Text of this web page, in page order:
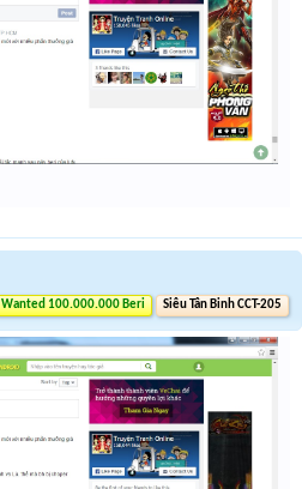
Wanted 100.000.000 Beri Siêu Tân Binh CCT-205